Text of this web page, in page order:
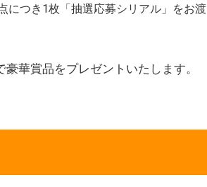
につき1枚 「抽選応募シリアル」をお渡
華賞品をプレゼントいたします。